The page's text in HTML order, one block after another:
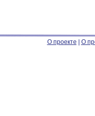
О проекте О